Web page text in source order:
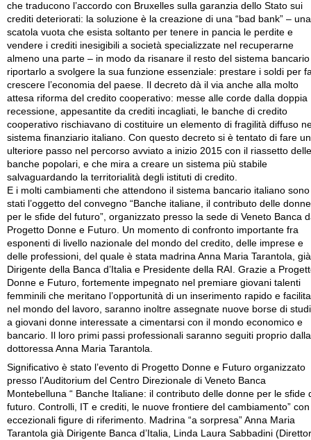
che traducono l’accordo con Bruxelles sulla garanzia dello Stato sui
crediti deteriorati: la soluzione è la creazione di una “bad bank” – una
scatola vuota che esista soltanto per tenere in pancia le perdite e
vendere i crediti inesigibili a società specializzate nel recuperarne
almeno una parte – in modo da risanare il resto del sistema
riportarlo a svolgere la sua funzione essenziale: prestare i soldi per
crescere l’economia del paese. Il decreto dà il via anche alla molto
attesa riforma del credito cooperativo: messe alle corde dalla doppia
recessione, appesantite da crediti incagliati, le banche di credito
cooperativo rischiavano di costituire un elemento di fragilità diffuso
sistema finanziario italiano. Con questo decreto si è tentato di fare un
ulteriore passo nel percorso avviato a inizio 2015 con il riassetto delle
banche popolari, e che mira a creare un sistema più stabile
salvaguardando la territorialità degli istituti di credito.
E i molti cambiamenti che attendono il sistema bancario italiano sono
stati l’oggetto del convegno “Banche italiane, il contributo delle donne
per le sfide del futuro”, organizzato presso la sede di Veneto Banca
Progetto Donne e Futuro. Un momento di confronto importante fra
esponenti di livello nazionale del mondo del credito, delle imprese e
delle professioni, del quale è stata madrina Anna Maria Tarantola, già
Dirigente della Banca d’Italia e Presidente della RAI. Grazie a
Donne e Futuro, fortemente impegnato nel premiare giovani talenti
femminili che meritano l’opportunità di un inserimento rapido e
nel mondo del lavoro, saranno inoltre assegnate nuove borse di
a giovani donne interessate a cimentarsi con il mondo economico e
bancario. Il loro primi passi professionali saranno seguiti proprio dalla
dottoressa Anna Maria Tarantola.
Significativo è stato l’evento di Progetto Donne e Futuro organizzato
presso l’Auditorium del Centro Direzionale di Veneto Banca
Montebelluna “ Banche Italiane: il contributo delle donne per le sfide
futuro. Controlli, IT e crediti, le nuove frontiere del cambiamento” con
eccezionali figure di riferimento. Madrina “a sorpresa” Anna Maria
Tarantola già Dirigente Banca d’Italia, Linda Laura Sabbadini